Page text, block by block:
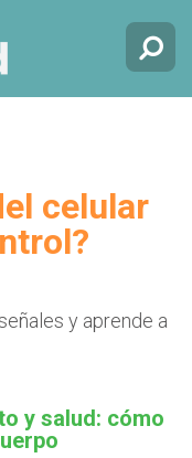
celular
y aprende a
y salud: cómo